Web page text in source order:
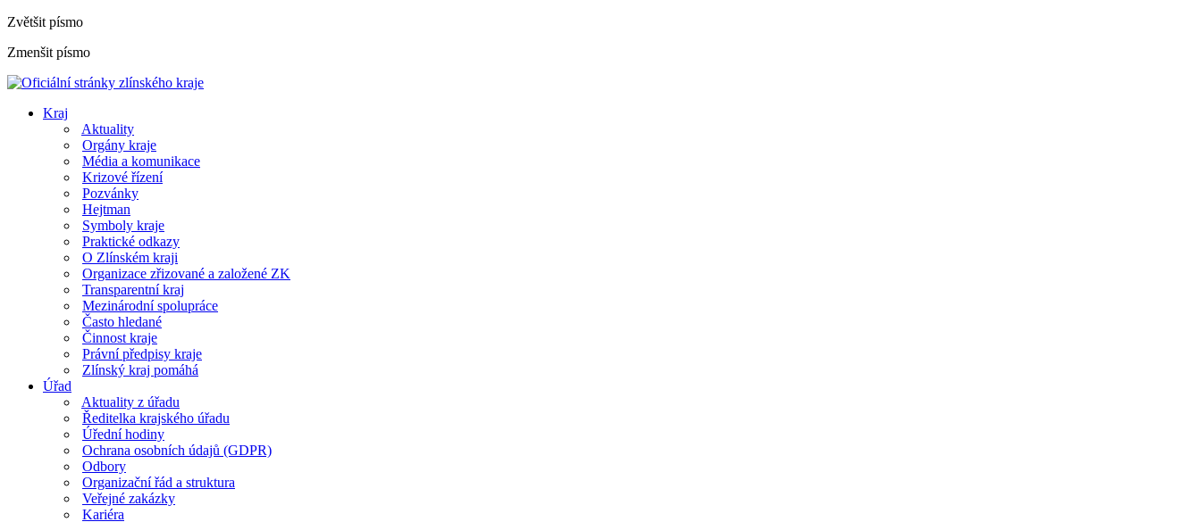
Zvětšit písmo
Zmenšit písmo
Kraj
Aktuality
Orgány kraje
Média a komunikace
Krizové řízení
Pozvánky
Hejtman
Symboly kraje
Praktické odkazy
O Zlínském kraji
Organizace zřizované a založené ZK
Transparentní kraj
Mezinárodní spolupráce
Často hledané
Činnost kraje
Právní předpisy kraje
Zlínský kraj pomáhá
Úřad
Aktuality z úřadu
Ředitelka krajského úřadu
Úřední hodiny
Ochrana osobních údajů (GDPR)
Odbory
Organizační řád a struktura
Veřejné zakázky
Kariéra